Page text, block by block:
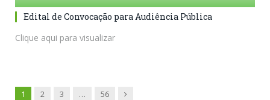
Edital de Convocação para Audiência Pública
Clique aqui para visualizar
1 2 3 … 56 Next